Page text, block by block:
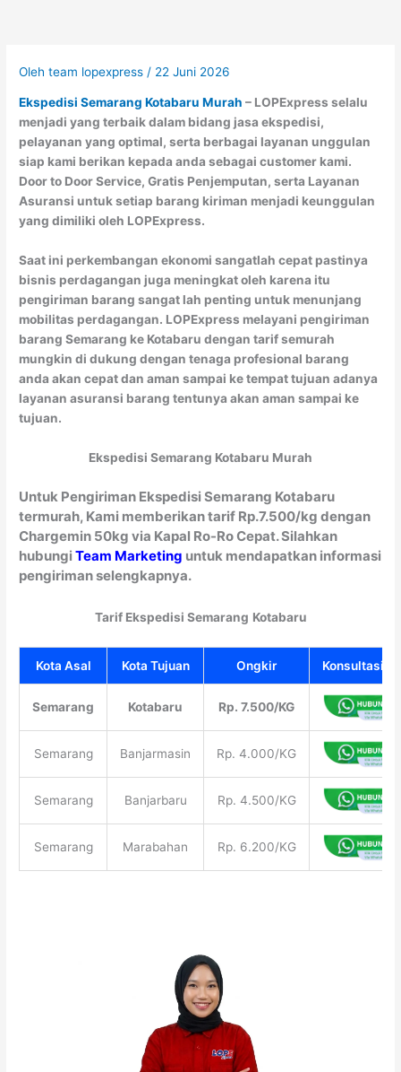
Olehteam lopexpress / 22 Juni 2026
Ekspedisi Semarang Kotabaru Murah – LOPExpress selalu
menjadi yang terbaik dalam bidang jasa ekspedisi,
pelayanan yang optimal, serta berbagai layanan unggulan
siap kami berikan kepada anda sebagai customer kami.
Door to Door Service, Gratis Penjemputan, serta Layanan
Asuransi untuk setiap barang kiriman menjadi keunggulan
yang dimiliki oleh LOPExpress.
Saat ini perkembangan ekonomi sangatlah cepat pastinya
bisnis perdagangan juga meningkat oleh karena itu
pengiriman barang sangat lah penting untuk menunjang
mobilitas perdagangan. LOPExpress melayani pengiriman
barang Semarang ke Kotabaru dengan tarif semurah
mungkin di dukung dengan tenaga profesional barang
anda akan cepat dan aman sampai ke tempat tujuan adanya
layanan asuransi barang tentunya akan aman sampai ke
tujuan.
Ekspedisi Semarang Kotabaru Murah
Untuk Pengiriman Ekspedisi Semarang Kotabaru
termurah, Kami memberikan tarif Rp.7.500/kg dengan
Chargemin 50kg via Kapal Ro-Ro Cepat. Silahkan
hubungiTeam Marketing untuk mendapatkan informasi
pengiriman selengkapnya.
Tarif Ekspedisi Semarang Kotabaru
Kota Asal Kota Tujuan Ongkir Konsultasi
Semarang Kotabaru Rp. 7.500/KG
Semarang Banjarmasin Rp. 4.000/KG
Semarang Banjarbaru Rp. 4.500/KG
Semarang Marabahan Rp. 6.200/KG